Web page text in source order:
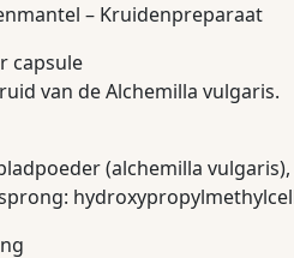
– Kruidenpreparaat
capsule
van de Alchemilla vulgaris.
(alchemilla